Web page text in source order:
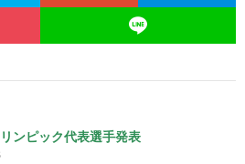
ンピック代表選手発表